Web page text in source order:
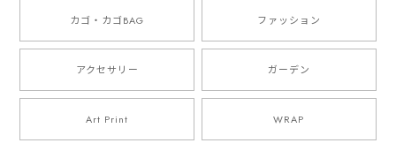
カゴ・カゴBAG ファッション
アクセサリー ガーデン
Art Print WRAP